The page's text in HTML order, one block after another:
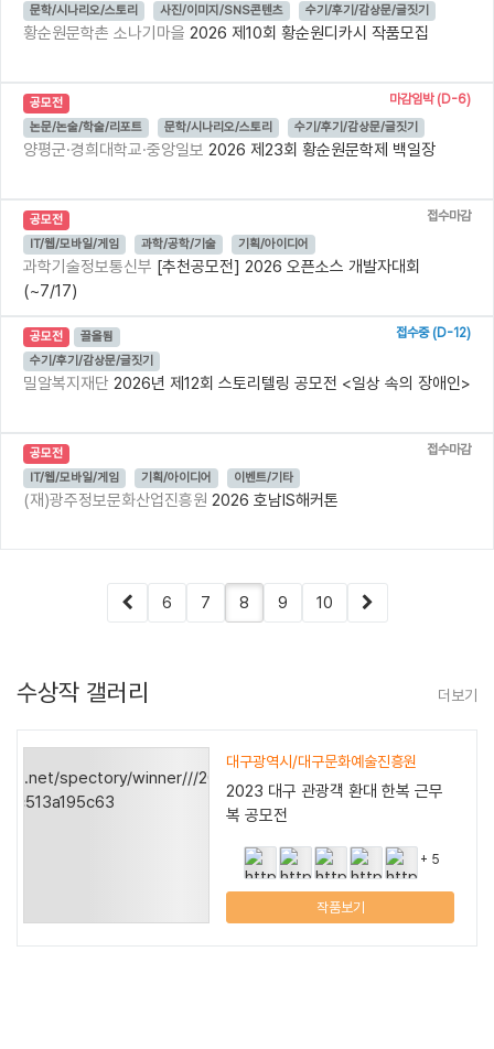
문학/시나리오/스토리
사진/이미지/SNS콘텐츠 수기/후기/감상문/글짓기
황순원문학촌 소나기마을 2026 제10회 황순원디카시 작품모집
공모전
마감임박 (D-6)
논문/논술/학술/리포트
문학/시나리오/스토리 수기/후기/감상문/글짓기
양평군·경희대학교·중앙일보 2026 제23회 황순원문학제 백일장
공모전
접수마감
IT/웹/모바일/게임
과학/공학/기술 기획/아이디어
과학기술정보통신부 [추천공모전] 2026 오픈소스 개발자대회
(~7/17)
공모전 끌올됨
접수중 (D-12)
수기/후기/감상문/글짓기
밀알복지재단 2026년 제12회 스토리텔링 공모전 <일상 속의 장애인>
공모전
접수마감
IT/웹/모바일/게임
기획/아이디어 이벤트/기타
(재)광주정보문화산업진흥원 2026 호남IS해커톤
6 7 8 9 10
수상작 갤러리 더보기
외교부
2023 한-메콩 영상 공모전
+ 1
작품보기